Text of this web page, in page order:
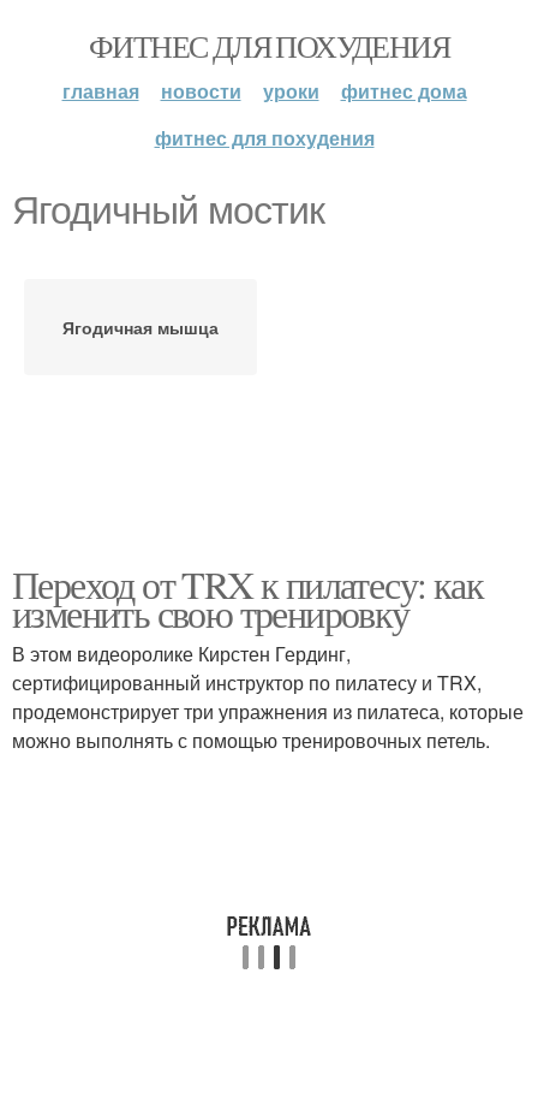
ФИТНЕС ДЛЯ ПОХУДЕНИЯ
главная новости уроки
фитнес дома
фитнес для похудения
Ягодичный мостик
Ягодичная мышца
Переход от TRX к пилатесу: как
изменить свою тренировку
В этом видеоролике Кирстен Гердинг,
сертифицированный инструктор по пилатесу и TRX,
продемонстрирует три упражнения из пилатеса, которые
можно выполнять с помощью тренировочных петель.